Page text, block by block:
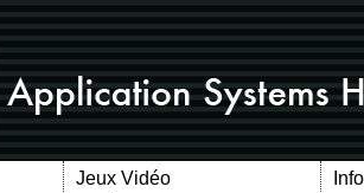
Jeux Vidéo